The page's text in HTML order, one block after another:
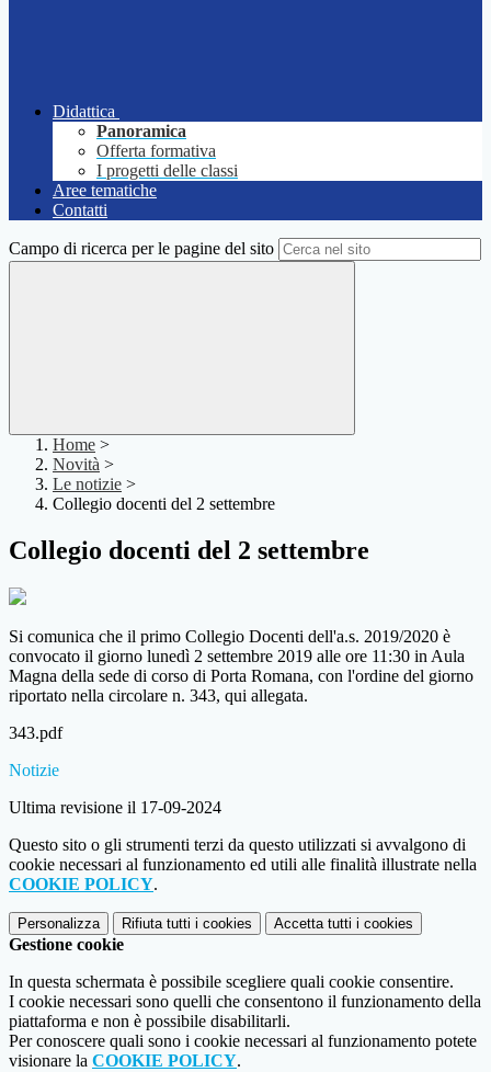
Didattica
Panoramica
Offerta formativa
I progetti delle classi
Aree tematiche
Contatti
Campo di ricerca per le pagine del sito
Home >
Novità >
Le notizie >
Collegio docenti del 2 settembre
Collegio docenti del 2 settembre
Si comunica che il primo Collegio Docenti dell'a.s. 2019/2020 è
convocato il giorno lunedì 2 settembre 2019 alle ore 11:30 in Aula
Magna della sede di corso di Porta Romana, con l'ordine del giorno
riportato nella circolare n. 343, qui allegata.
343.pdf
Notizie
Ultima revisione il 17-09-2024
Questo sito o gli strumenti terzi da questo utilizzati si avvalgono di
cookie necessari al funzionamento ed utili alle finalità illustrate nella
COOKIE POLICY.
Personalizza Rifiuta tutti i cookies Accetta tutti i cookies
Gestione cookie
In questa schermata è possibile scegliere quali cookie consentire.
I cookie necessari sono quelli che consentono il funzionamento della
piattaforma e non è possibile disabilitarli.
Per conoscere quali sono i cookie necessari al funzionamento potete
visionare la COOKIE POLICY.